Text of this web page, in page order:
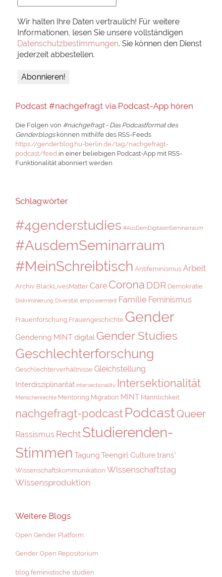
Wir halten Ihre Daten vertraulich! Für weitere
Informationen, lesen Sie unsere vollständigen
Datenschutzbestimmungen. Sie können den Dienst
jederzeit abbestellen.
Podcast #nachgefragt via Podcast-App hören
Die Folgen von #nachgefragt - Das Podcastformat des
Genderblogskönnen mithilfe des RSS-Feeds
https://genderblog.hu-berlin.de/tag/nachgefragt-
podcast/feed in einer beliebigen Podcast-App mit RSS-
Funktionalität abonniert werden.
Schlagwörter
#4genderstudies #AusDemDigitalenSeminarraum
#AusdemSeminarraum
#MeinSchreibtisch Antifeminismus Arbeit
Archiv BlackLivesMatter Care Corona DDR Demokratie
Diskriminierung Diversität empowerment Familie Feminismus
Frauenforschung Frauengeschichte Gender
Gendering MINT digital Gender Studies
Geschlechterforschung
Geschlechterverhältnisse Gleichstellung
Interdisziplinarität intersectionality Intersektionalität
Menschenrechte Mentoring Migration MINT Männlichkeit
nachgefragt-podcastPodcastQueer
Rassismus RechtStudierenden-
Stimmen Tagung Teengirl Culturetrans*
Wissenschaftskommunikation Wissenschaftstag
Wissensproduktion
Weitere Blogs
Open Gender Platform
Gender Open Repositorium
blog feministische studien